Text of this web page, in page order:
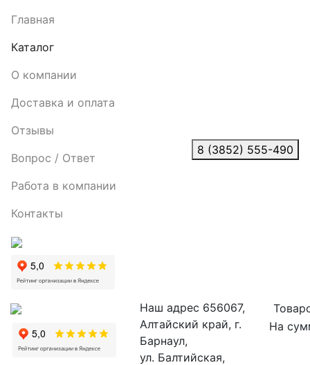
Главная
Каталог
О компании
Доставка и оплата
Отзывы
Вопрос / Ответ
Работа в компании
Контакты
8 (3852) 555-490
Наш адрес 656067,
Алтайский край, г.
Барнаул,
ул. Балтийская,
На